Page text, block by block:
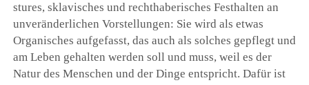
stures, sklavisches und rechthaberisches Festhalten an
unveränderlichen Vorstellungen: Sie wird als etwas
Organisches aufgefasst, das auch als solches gepflegt und
am Leben gehalten werden soll und muss, weil es der
Natur des Menschen und der Dinge entspricht. Dafür ist